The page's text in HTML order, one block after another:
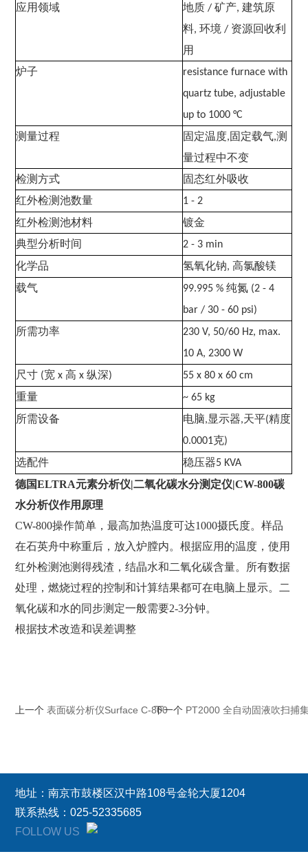
应用领域 地质 /矿产, 建筑原
料,环境 / 资源回收利
用
炉子
resistance furnace with
quartz tube, adjustable
up to 1000 °C
测量过程 固定温度,固定载气,测
量过程中不变
检测方式
固态红外吸收
红外检测池数量
1 - 2
红外检测池材料
镀金
典型分析时间
2 - 3 min
化学品 氢氧化钠, 高氯酸镁
载气
99.995 %纯氮 (2 - 4
bar / 30 - 60 psi)
所需功率
230 V, 50/60 Hz, max.
10 A, 2300 W
尺寸 (宽 x 高 x纵深) 55 x 80 x 60 cm
重量 ~ 65 kg
所需设备 电脑,显示器,天平(精度
0.0001克)
选配件 稳压器5 KVA
德国ELTRA元素分析仪|二氧化碳水分测定仪|CW-800碳
水分析仪作用原理
CW-800操作简单，最高加热温度可达1000摄氏度。样品
在石英舟中称重后，放入炉膛内。根据应用的温度，使用
红外检测池测得残渣，结晶水和二氧化碳含量。所有数据
处理，燃烧过程的控制和计算结果都可在电脑上显示。二
氧化碳和水的同步测定一般需要2-3分钟。
根据技术改造和误差调整
上一个表面碳分析仪Surface C-800下一个 PT2000 全自动固液吹扫捕
地址：南京市鼓楼区汉中路108号金轮大厦1204
联系热线：025-52335685
FOLLOW US